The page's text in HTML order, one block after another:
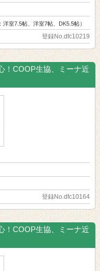
室7.5帖、洋室7帖、DK5.5帖）
登録No.dfc10219
！COOP生協、ミーナ近
登録No.dfc10164
！COOP生協、ミーナ近